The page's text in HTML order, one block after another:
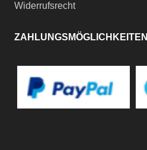
Widerrufsrecht
ZAHLUNGSMÖGLICHKEITEN